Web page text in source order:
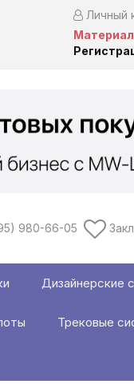
Личный
980-66-05
Дизайнерские
Трековые